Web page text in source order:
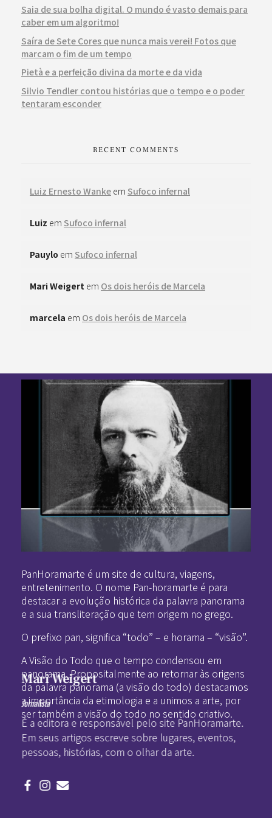
Saia de sua bolha digital. O mundo é vasto demais para
caber em um algoritmo!
Saíra de Sete Cores que nunca mais verei! Fotos que
marcam o fim de um tempo
Pietà e a perfeição divina da morte e da vida
Silvio Tendler contou histórias que o tempo e o poder
tentaram esconder
RECENT COMMENTS
Luiz Ernesto Wanke em Sufoco infernal
Luiz em Sufoco infernal
Pauylo em Sufoco infernal
Mari Weigert em Os dois heróis de Marcela
marcela em Os dois heróis de Marcela
PanHoramarte é um site de cultura, viagens,
entretenimento. O nome Pan-horamarte é para
destacar a evolução histórica da palavra panorama
e a sua transliteração que tem origem no grego.
O prefixo pan, significa “todo” – e horama – “visão”.
A Visão do Todo que o tempo condensou em
panorama. Propositalmente ao retornar às origens
da palavra panorama (a visão do todo) destacamos
a importância da etimologia e a unimos a arte, por
ser também a visão do todo no sentido criativo.
Mari Weigert
Jornalista
É a editora e responsável pelo site PanHoramarte.
Em seus artigos escreve sobre lugares, eventos,
pessoas, histórias, com o olhar da arte.